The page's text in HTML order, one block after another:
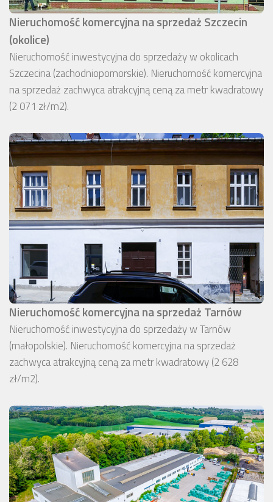
Nieruchomość komercyjna na sprzedaż Szczecin
(okolice)
Nieruchomość inwestycyjna do sprzedaży w okolicach
Szczecina (zachodniopomorskie). Nieruchomość komercyjna
na sprzedaż zachwyca atrakcyjną ceną za metr kwadratowy
(2 071 zł/m2).
Nieruchomość komercyjna na sprzedaż Tarnów
Nieruchomość inwestycyjna do sprzedaży w Tarnów
(małopolskie). Nieruchomość komercyjna na sprzedaż
zachwyca atrakcyjną ceną za metr kwadratowy (2 628
zł/m2).